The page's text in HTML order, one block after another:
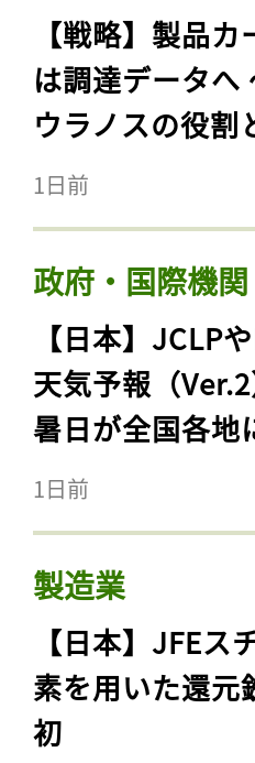
【戦略】製品
は調達データへ
ウラノスの役割
1日前
政府・国際機
【日本】JCLP
天気予報（
暑日が全国各地
1日前
製造業
【日本】JFE
素を用いた還元
初